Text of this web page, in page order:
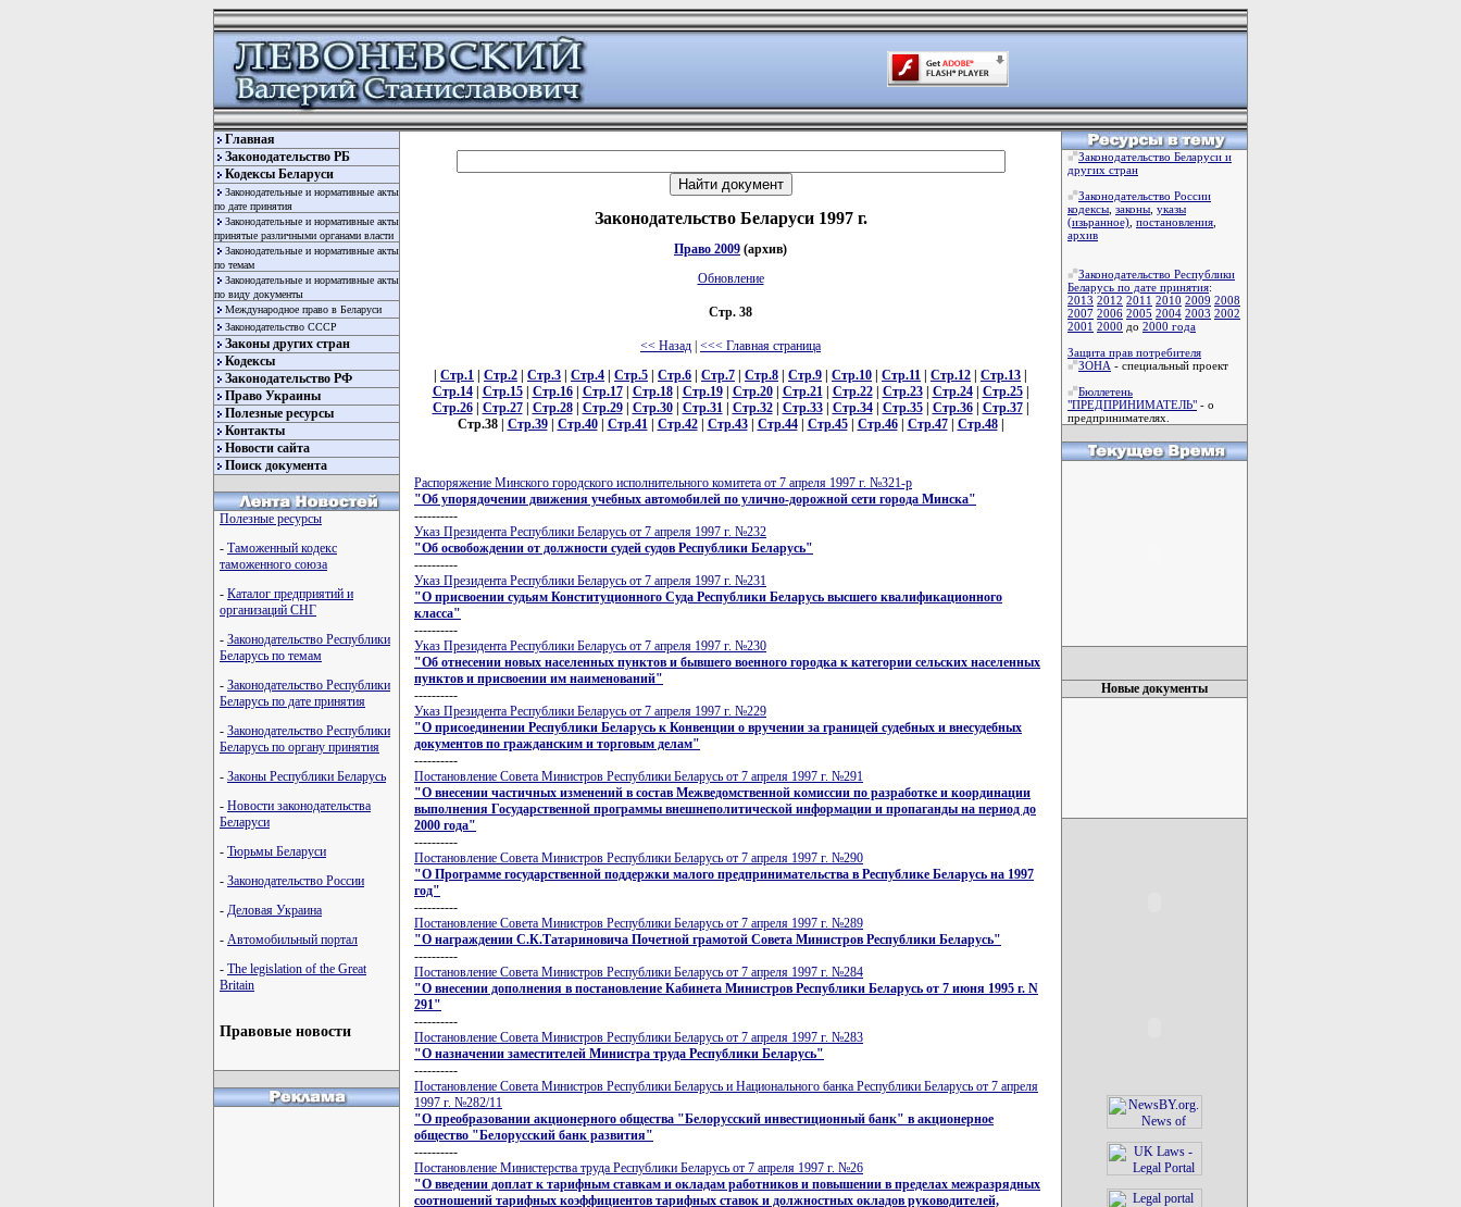
Главная
Законодательство РБ
Кодексы Беларуси
Законодательные и нормативные акты
по дате принятия
Законодательные и нормативные акты
принятые различными органами власти
Законодательные и нормативные акты
по темам
Законодательные и нормативные акты
по виду документы
Международное право в Беларуси
Законодательство СССР
Законы других стран
Кодексы
Законодательство РФ
Право Украины
Полезные ресурсы
Контакты
Новости сайта
Поиск документа
Полезные ресурсы
- Таможенный кодекс
таможенного союза
- Каталог предприятий и
организаций СНГ
- Законодательство Республики
Беларусь по темам
- Законодательство Республики
Беларусь по дате принятия
- Законодательство Республики
Беларусь по органу принятия
- Законы Республики Беларусь
- Новости законодательства
Беларуси
- Тюрьмы Беларуси
- Законодательство России
- Деловая Украина
- Автомобильный портал
- The legislation of the Great
Britain
Правовые новости
Законодательство Беларуси 1997 г.
Право 2009 (архив)
Обновление
Стр. 38
<< Назад <<< Главная страница
Стр.1 Стр.2 Стр.3 Стр.4 Стр.5 Стр.6 Стр.7 Стр.8 Стр.9 Стр.10 Стр.11 Стр.12 Стр.13
Стр.14| Стр.15| Стр.16| Стр.17| Стр.18| Стр.19| Стр.20| Стр.21| Стр.22| Стр.23| Стр.24| Стр.25|
Стр.26| Стр.27| Стр.28| Стр.29| Стр.30| Стр.31| Стр.32| Стр.33| Стр.34| Стр.35| Стр.36| Стр.37|
Стр.38 | Стр.39| Стр.40| Стр.41| Стр.42| Стр.43| Стр.44| Стр.45| Стр.46| Стр.47| Стр.48|
Распоряжение Минского городского исполнительного комитета от 7 апреля 1997 г. №321-p
"Об упорядочении движения учебных автомобилей по улично-дорожной сети города Минска"
----------
Указ Президента Республики Беларусь от 7 апреля 1997 г. №232
"Об освобождении от должности судей судов Республики Беларусь"
----------
Указ Президента Республики Беларусь от 7 апреля 1997 г. №231
"О присвоении судьям Конституционного Суда Республики Беларусь высшего квалификационного
класса"
----------
Указ Президента Республики Беларусь от 7 апреля 1997 г. №230
"Об отнесении новых населенных пунктов и бывшего военного городка к категории сельских населенных
пунктов и присвоении им наименований"
----------
Указ Президента Республики Беларусь от 7 апреля 1997 г. №229
"О присоединении Республики Беларусь к Конвенции о вручении за границей судебных и внесудебных
документов по гражданским и торговым делам"
----------
Постановление Совета Министров Республики Беларусь от 7 апреля 1997 г. №291
"О внесении частичных изменений в состав Межведомственной комиссии по разработке и координации
выполнения Государственной программы внешнеполитической информации и пропаганды на период до
2000 года"
----------
Постановление Совета Министров Республики Беларусь от 7 апреля 1997 г. №290
"О Программе государственной поддержки малого предпринимательства в Республике Беларусь на 1997
год"
----------
Постановление Совета Министров Республики Беларусь от 7 апреля 1997 г. №289
"О награждении С.К.Татариновича Почетной грамотой Совета Министров Республики Беларусь"
----------
Постановление Совета Министров Республики Беларусь от 7 апреля 1997 г. №284
"О внесении дополнения в постановление Кабинета Министров Республики Беларусь от 7 июня 1995 г. N
291"
----------
Постановление Совета Министров Республики Беларусь от 7 апреля 1997 г. №283
"О назначении заместителей Министра труда Республики Беларусь"
----------
Постановление Совета Министров Республики Беларусь и Национального банка Республики Беларусь от 7 апреля
1997 г. №282/11
"О преобразовании акционерного общества "Белорусский инвестиционный банк" в акционерное
общество "Белорусский банк развития"
----------
Постановление Министерства труда Республики Беларусь от 7 апреля 1997 г. №26
"О введении доплат к тарифным ставкам и окладам работников и повышении в пределах межразрядных
соотношений тарифных коэффициентов тарифных ставок и должностных окладов руководителей,
Законодательство Беларуси и
других стран
Законодательство России
кодексы законы указы
(изьранное) постановления
архив
Законодательство Республики
Беларусь по дате принятия:
2013 2012 2011 2010 2009 2008
2007 2006 2005 2004 2003 2002
2001 2000 до 2000 года
Защита прав потребителя
ЗОНА - специальный проект
Бюллетень
"ПРЕДПРИНИМАТЕЛЬ" - о
предпринимателях.
Новые документы